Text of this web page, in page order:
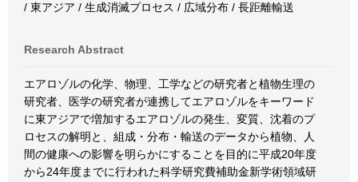
/ 東アジア / 生成消滅プロセス / 広域分布 / 長距離輸送
Research Abstract
エアロゾルの化学、物理、工学などの研究者と植物生理の
研究者、医学の研究者が連携してエアロゾルをキーワード
に東アジアで増加するエアロゾルの発生、変質、沈着のプ
ロセスの解明と、組成・分布・輸送のデータから植物、人
間の健康への影響を明らかにすることを目的に平成20年度
から24年度までに行われた科学研究費補助金新学術領域研